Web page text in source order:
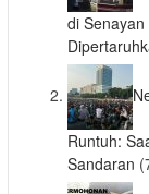
di
Runtuh:
Sandaran